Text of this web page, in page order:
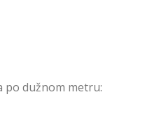
po dužnom metru: